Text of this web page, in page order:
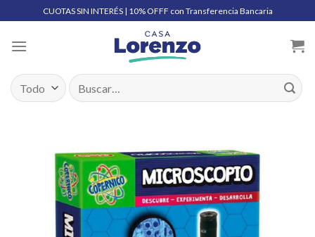
to
content
CUOTAS SIN INTERÉS | 10% OFFF con Transferencia Bancaria
Buscar
por: